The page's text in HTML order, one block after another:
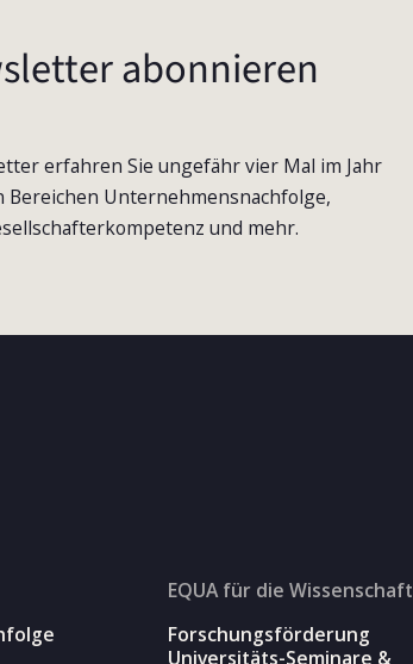
abonnieren
erfahren Sie ungefähr vier Mal im Jahr
Bereichen Unternehmensnachfolge,
und mehr.
EQUA für die Wissenschaft
Forschungsförderung
Universitäts-Seminare &